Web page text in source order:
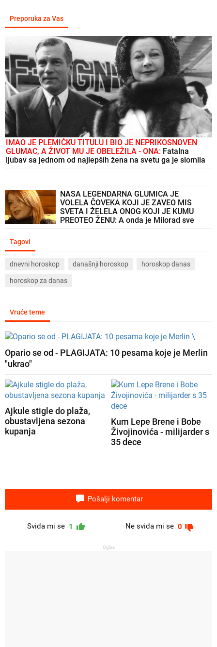
Preporuka za Vas
IMAO JE PLEMIĆKU TITULU I BIO JE NEPRIKOSNOVEN
GLUMAC, A ŽIVOT MU JE OBELEŽILA - ONA: Fatalna
ljubav sa jednom od najlepših žena na svetu ga je slomila
NAŠA LEGENDARNA GLUMICA JE
VOLELA ČOVEKA KOJI JE ZAVEO MIS
SVETA I ŽELELA ONOG KOJI JE KUMU
PREOTEO ŽENU: A onda je Milorad sve
Tagovi
dnevni horoskop današnji horoskop horoskop danas
horoskop za danas
Vruće teme
Opario se od - PLAGIJATA: 10 pesama koje je Merlin
"ukrao"
Ajkule stigle do plaža,
obustavljena sezona
kupanja
Kum Lepe Brene i Bobe
Živojinovića - milijarder s
35 dece
Pošalji komentar
Sviđa mi se 1 Ne sviđa mi se 0
Oglas